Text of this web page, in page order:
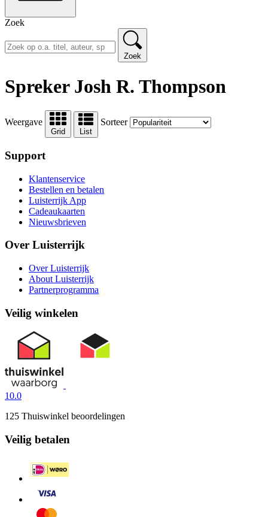
Zoek
Zoek
Spreker Josh R. Thompson
Weergave
Grid List
Sorteer
Support
Klantenservice
Bestellen en betalen
Luisterrijk App
Cadeaukaarten
Nieuwsbrieven
Over Luisterrijk
Over Luisterrijk
About Luisterrijk
Partnerprogramma
Veilig winkelen
10.0
125 Thuiswinkel beoordelingen
Veilig betalen